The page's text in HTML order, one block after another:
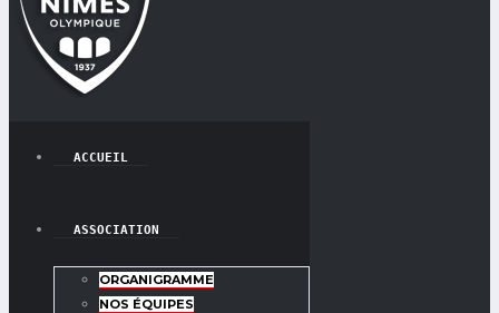
ACCUEIL
ASSOCIATION
ORGANIGRAMME
NOS ÉQUIPES